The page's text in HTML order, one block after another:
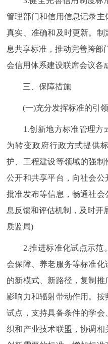
管理部门和信用信息记录主
真实、准确和及时更新。
息共享标准，推动完善跨部
会信用体系建设联席会议各
三、保障措施
(一)充分发挥标准的引领
1.创新地方标准管理方式
为转变政府行政方式提供
护、工程建设等领域的强
公开和共享平台，向社会公
批准发布等信息，畅通社
息反馈和评估机制，及时开
质监局)
2.推进标准化试点示范
会保障、养老服务等标准
的新模式、新路径，复制
影响力和辐射带动作用。
试点，支持具备条件的学会
织和产业技术联盟，协调